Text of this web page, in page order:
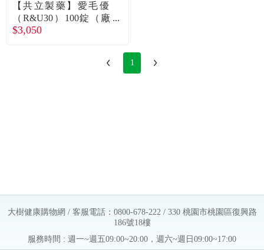
【共立製藥】愛毛優
（R&U30）100錠（廠
商直送）
$3,050
1
大樹健康購物網 / 客服電話：0800-678-222 / 330 桃園市桃園區復興路
186號18樓
服務時間 : 週一~週五09:00~20:00，週六~週日09:00~17:00